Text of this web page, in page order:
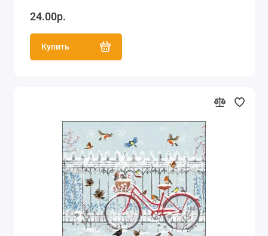
24.00р.
Купить